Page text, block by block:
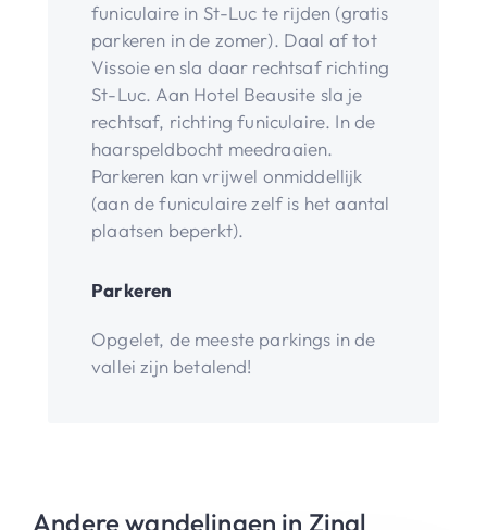
funiculaire in St-Luc te rijden (gratis
parkeren in de zomer). Daal af tot
Vissoie en sla daar rechtsaf richting
St-Luc. Aan Hotel Beausite sla je
rechtsaf, richting funiculaire. In de
haarspeldbocht meedraaien.
Parkeren kan vrijwel onmiddellijk
(aan de funiculaire zelf is het aantal
plaatsen beperkt).
Parkeren
Opgelet, de meeste parkings in de
vallei zijn betalend!
Andere wandelingen in Zinal